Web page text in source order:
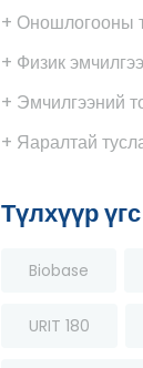
+ Оношлогооны
+ Физик
+ Эмчилгээний
+ Яаралтай
Түлхүүр үгс
Biobase
URIT 180